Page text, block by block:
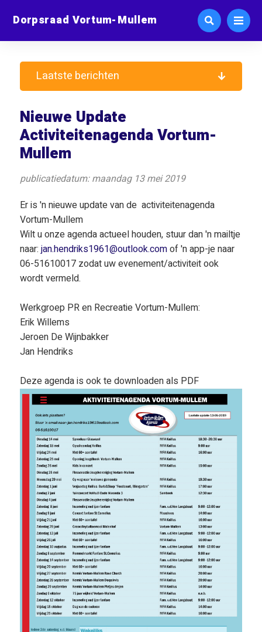
Dorpsraad Vortum-Mullem
Nieuwe Update
Activiteitenagenda Vortum-
Mullem
publicatiedatum: maandag 13 mei 2019
Er is 'n nieuwe update van de activiteitenagenda
Vortum-Mullem
Wilt u onze agenda actueel houden, stuur dan 'n mailtje
naar:jan.hendriks1961@outlook.comof 'n app-je naar
06-51610017 zodat uw evenement/activiteit ook
wordt vermeld.
Werkgroep PR en Recreatie Vortum-Mullem:
Erik Willems
Jeroen De Wijnbakker
Jan Hendriks
Deze agenda is ook te downloaden als PDF
Laatste berichten